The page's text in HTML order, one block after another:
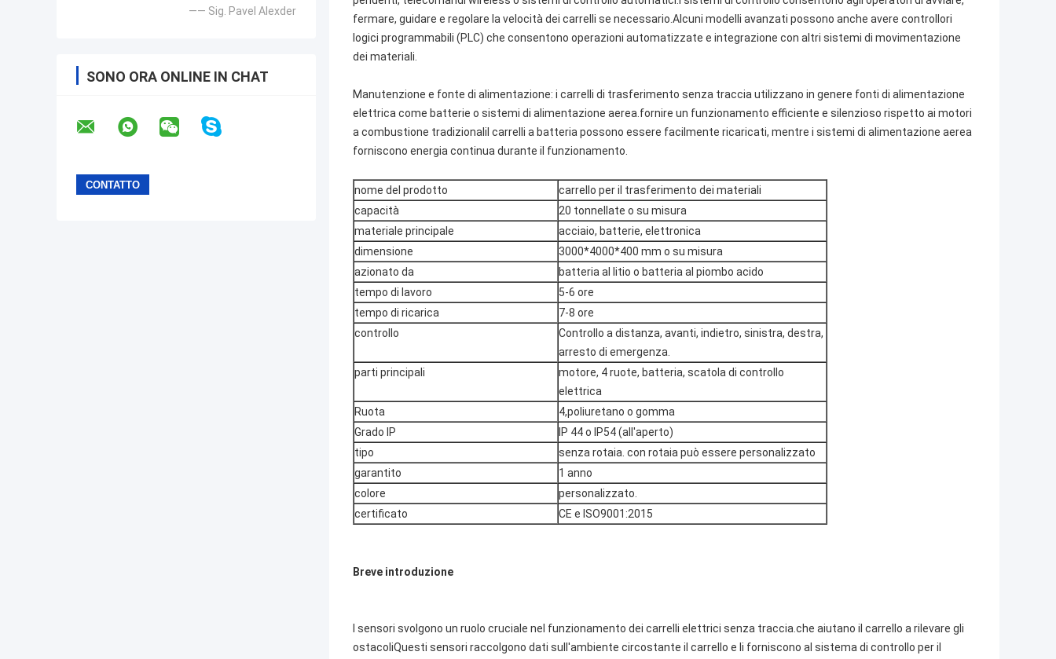
—— Sig. Pavel Alexder
SONO ORA ONLINE IN CHAT
fermare, guidare e regolare la velocità dei carrelli se necessario.Alcuni modelli avanzati possono anche avere controllori
logici programmabili (PLC) che consentono operazioni automatizzate e integrazione con altri sistemi di movimentazione
dei materiali.
Manutenzione e fonte di alimentazione: i carrelli di trasferimento senza traccia utilizzano in genere fonti di alimentazione
elettrica come batterie o sistemi di alimentazione aerea.fornire un funzionamento efficiente e silenzioso rispetto ai motori
a combustione tradizionaliI carrelli a batteria possono essere facilmente ricaricati, mentre i sistemi di alimentazione aerea
forniscono energia continua durante il funzionamento.
nome del prodotto
carrello per il trasferimento dei materiali
capacità
20 tonnellate o su misura
materiale principale
acciaio, batterie, elettronica
dimensione
3000*4000*400 mm o su misura
azionato da
batteria al litio o batteria al piombo acido
tempo di lavoro
5-6 ore
tempo di ricarica
7-8 ore
controllo
Controllo a distanza, avanti, indietro, sinistra, destra,
arresto di emergenza.
parti principali
motore, 4 ruote, batteria, scatola di controllo
elettrica
Ruota
4,poliuretano o gomma
Grado IP
IP 44 o IP54 (all'aperto)
tipo
senza rotaia. con rotaia può essere personalizzato
garantito
1 anno
colore
personalizzato.
certificato
CE e ISO9001:2015
Breve introduzione
I sensori svolgono un ruolo cruciale nel funzionamento dei carrelli elettrici senza traccia.che aiutano il carrello a rilevare gli
ostacoliQuesti sensori raccolgono dati sull'ambiente circostante il carrello e li forniscono al sistema di controllo per il